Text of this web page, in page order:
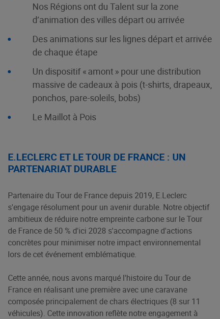
Nos Régions ont du Talent sur la zone
d’animation des villes départ ou arrivée
Des animations sur les lignes départ et arrivée
de chaque étape
Un dispositif « amont » pour une distribution
massive de cadeaux à pois (t-shirts, drapeaux,
ponchos, pare-soleils, bobs)
Le Maillot à Pois
E.LECLERC ET LE TOUR DE FRANCE : UN
PARTENARIAT DURABLE
Partenaire du Tour de France depuis 2019, E.Leclerc
s'engage résolument pour un avenir durable. Notre objectif
ambitieux de réduire notre empreinte carbone sur le Tour
de France de 50 % d'ici 2028 s'accompagne d'actions
concrètes pour minimiser notre impact environnemental
lors de cet événement emblématique.
Cette année, nous avons marqué l'histoire du Tour de
France en réalisant une première avec une caravane
composée principalement de chars électriques (8 sur 11
véhicules). Cette innovation reflète notre engagement à